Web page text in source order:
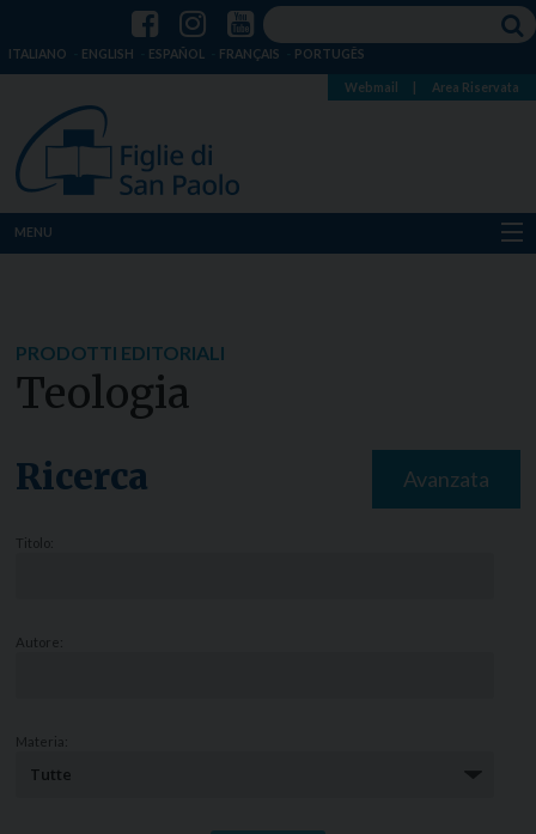
ITALIANO ENGLISH ESPAÑOL FRANÇAIS PORTUGÊS
Webmail Area Riservata
MENU
Notizie
PRODOTTI EDITORIALI
Teologia
Ricerca Avanzata
Titolo:
Autore:
Materia: